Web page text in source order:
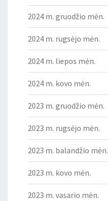
2024 m. gruodžio mėn.
2024 m. rugsėjo mėn.
2024 m. liepos mėn.
2024 m. kovo mėn.
2023 m. gruodžio mėn.
2023 m. rugsėjo mėn.
2023 m. balandžio mėn.
2023 m. kovo mėn.
2023 m. vasario mėn.